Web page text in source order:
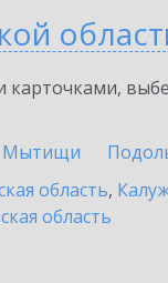
Мытищи
область,
область